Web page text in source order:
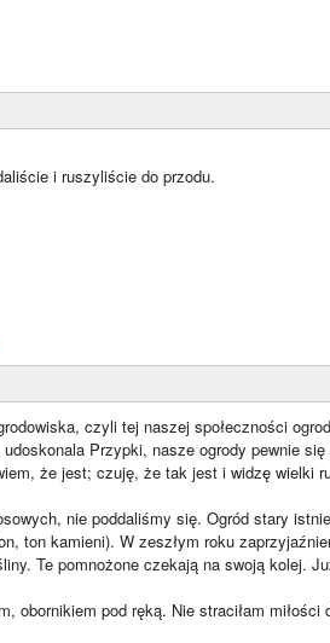
i ruszyliście do przodu.
czyli tej naszej społeczności
Przypki, nasze ogrody pewnie
że jest; czuję, że tak jest i widzę wielki
nie poddaliśmy się. Ogród stary
ton kamieni). W zeszłym roku
Te pomnożone czekają na swoją kolej.
obornikiem pod ręką. Nie straciłam miłości